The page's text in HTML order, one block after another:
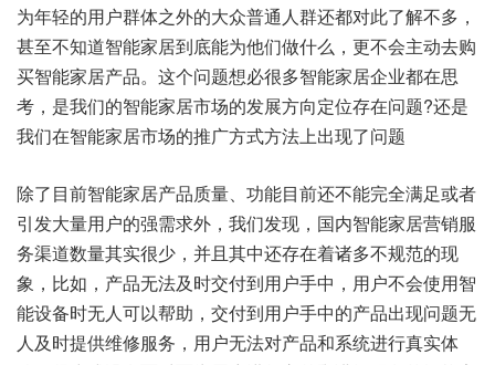
为年轻的用户群体之外的大众普通人群还都对此了解不多，
甚至不知道智能家居到底能为他们做什么，更不会主动去购
买智能家居产品。这个问题想必很多智能家居企业都在思
考，是我们的智能家居市场的发展方向定位存在问题?还是
我们在智能家居市场的推广方式方法上出现了问题
除了目前智能家居产品质量、功能目前还不能完全满足或者
引发大量用户的强需求外，我们发现，国内智能家居营销服
务渠道数量其实很少，并且其中还存在着诸多不规范的现
象，比如，产品无法及时交付到用户手中，用户不会使用智
能设备时无人可以帮助，交付到用户手中的产品出现问题无
人及时提供维修服务，用户无法对产品和系统进行真实体